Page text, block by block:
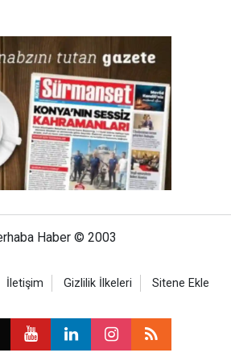
Haber © 2003
İletişim Gizlilik İlkeleri Sitene Ekle